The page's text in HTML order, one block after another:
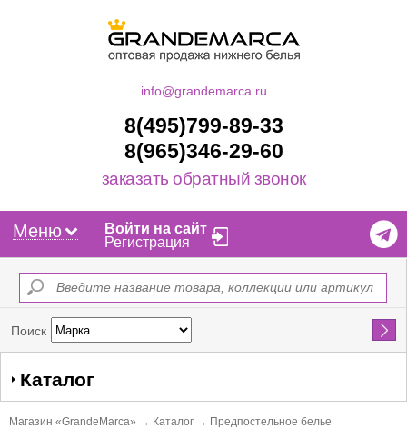
info@grandemarca.ru
8(495)799-89-33
8(965)346-29-60
заказать обратный звонок
Меню
Войти на сайт
Регистрация
Поиск Найти
Каталог
Магазин «GrandeMarca» → Каталог → Предпостельное белье